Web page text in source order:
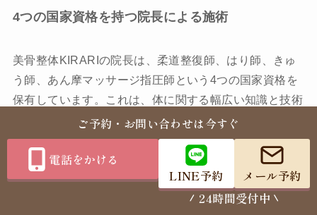
4つの国家資格を持つ院長による施術
美骨整体KIRARIの院長は、柔道整復師、はり師、きゅ
う師、あん摩マッサージ指圧師という4つの国家資格を
保有しています。これは、体に関する幅広い知識と技術
を持っている証明です。
骨格、筋肉、神経、経絡。様々な角度から体を分析し、
最適なアプローチを選択できる。だからこそ、一人ひと
りの症状に合わせた、オーダーメイドの施術が可能にな
ご予約・お問い合わせは今すぐ
電話をかける
LINE予約
メール予約
24時間受付中